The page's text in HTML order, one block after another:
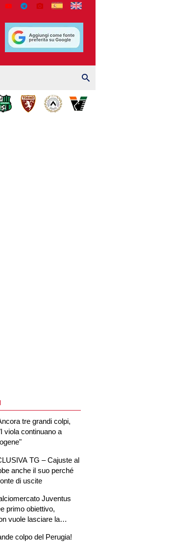
tre grandi colpi,
viola continuano a
TG – Cajuste al
anche il suo perché
di uscite
Juventus
primo obiettivo,
vuole lasciare la
colpo del Perugia!